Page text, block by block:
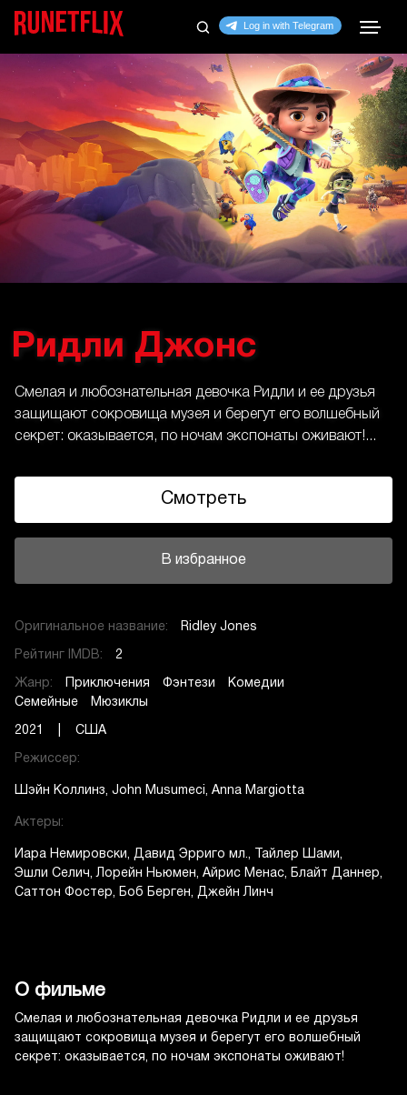
Ридли Джонс
Смелая и любознательная девочка Ридли и ее друзья
защищают сокровища музея и берегут его волшебный
секрет: оказывается, по ночам экспонаты оживают!...
Смотреть
В избранное
Оригинальное название: Ridley Jones
Рейтинг IMDB: 2
Жанр: Приключения Фэнтези
Комедии
Семейные
Мюзиклы
2021 | США
Режиссер:
Шэйн Коллинз John Musumeci Anna Margiotta
Актеры:
Иара Немировски Давид Эрриго мл.
Тайлер Шами
Эшли Селич
Лорейн Ньюмен Айрис Менас
Блайт Даннер
Саттон Фостер
Боб Берген Джейн Линч
О фильме
Смелая и любознательная девочка Ридли и ее друзья
защищают сокровища музея и берегут его волшебный
секрет: оказывается, по ночам экспонаты оживают!